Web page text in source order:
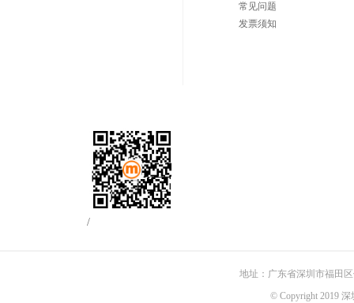
常见问题
发票须知
/
地址：广东省深圳市福田
© Copyright 2019